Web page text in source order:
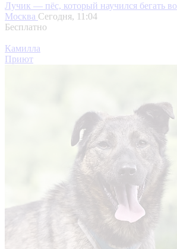
Лучик — пёс, который научился бегать
Москва Сегодня, 11:04
Бесплатно
Камилла
Приют